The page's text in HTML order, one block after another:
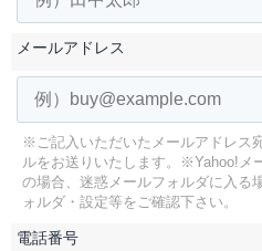
メールアドレス
※ご記入いただいたメールアドレス
ルをお送りいたします。
※Yahoo!メ
の場合、迷惑メールフォルダに入る
ォルダ・設定等をご確認下さい。
電話番号